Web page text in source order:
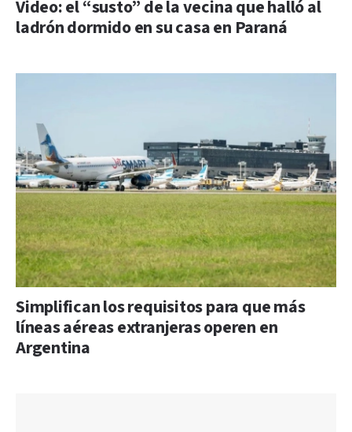
Video: el “susto” de la vecina que halló al
ladrón dormido en su casa en Paraná
Simplifican los requisitos para que más
líneas aéreas extranjeras operen en
Argentina